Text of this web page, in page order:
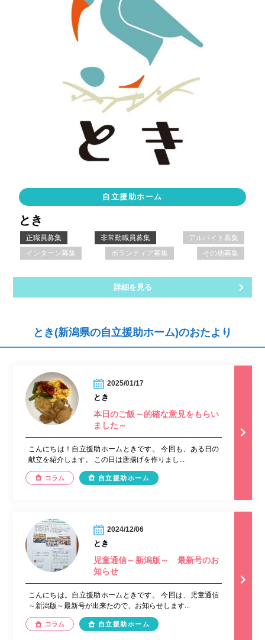
自立援助ホーム
とき
正職員募集 非常勤職員募集
アルバイト募集
インターン募集
ボランティア募集 その他募集
詳細を見る
とき(新潟県の自立援助ホーム)のおたより
2025/01/17
とき
本日のご飯～的確な意見をもらい
ました～
こんにちは！自立援助ホームときです。 今回も、ある日の
献立を紹介します。 この日は唐揚げを作りまし...
コラム 自立援助ホーム
2024/12/06
とき
児童通信～新潟版～ 最新号のお
知らせ
こんにちは。自立援助ホームときです。 今回は、児童通信
～新潟版～最新号が出来たので、お知らせします...
コラム 自立援助ホーム